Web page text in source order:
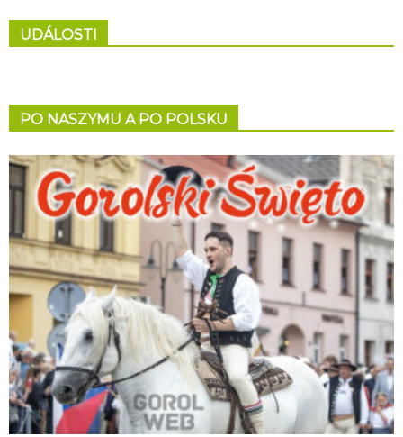
UDÁLOSTI
PO NASZYMU A PO POLSKU